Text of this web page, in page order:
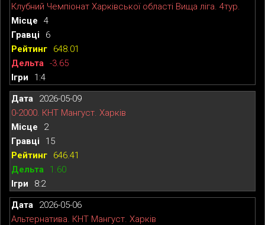
Клубний Чемпіонат Харківської області Вища ліга. 4тур.
4
6
648.01
-3.65
1:4
2026-05-09
0-2000. КНТ Мангуст. Харків
2
15
646.41
1.60
8:2
2026-05-06
Альтернатива. КНТ Мангуст. Харків